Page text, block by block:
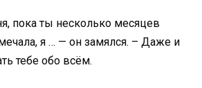
пока ты несколько месяцев
я … — он замялся. – Даже и
тебе обо всём.